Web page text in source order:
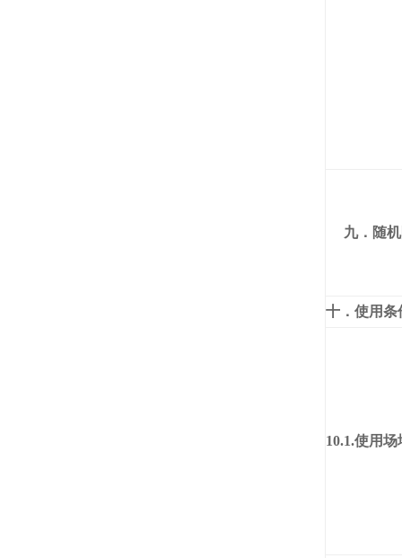
九．随
十．使用条
10.1.使用场